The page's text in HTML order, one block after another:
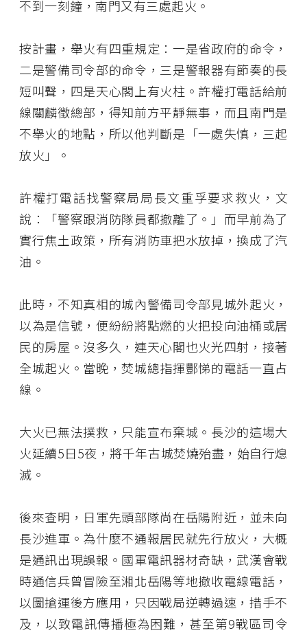
不到一刻鐘，南門又有三處起火。
按計畫，舉火有四重規定：一是省政府的命令，
二是警備司令部的命令，三是警報器有節奏的長
短叫聲，四是天心閣上有火柱。許權打電話給前
線關麟徵總部，得知前方平靜無事，而且南門是
不舉火的地點，所以他判斷是「一處失慎，三起
放火」。
許權打電話找警察局局長文重孚要求救火，文
說：「警察跟消防隊員都撤離了。」而早前為了
實行焦土政策，所有消防車把水放掉，換成了汽
油。
此時，不知真相的城內警備司令部見城外起火，
以為是信號，便紛紛將點燃的火把投向油桶或居
民的房屋。沒多久，連天心閣也火光四射，接著
全城起火。當晚，焚城總指揮酆悌的電話一直占
線。
大火已無法撲救，只能宣布棄城。長沙的這場大
火延續5日5夜，將千年古城焚燒殆盡，始自行熄
滅。
後來查明，日軍先頭部隊尚在岳陽附近，並未向
長沙進軍。為什麼不通報居民就先行放火，大概
是通訊出現誤報。國軍電訊器材奇缺，武漢會戰
時通信兵曾冒險至湘北岳陽等地撤收電線電話，
以圖搶運後方應用，只因戰局逆轉過速，措手不
及，以致電訊傳播極為困難，甚至第9戰區司令